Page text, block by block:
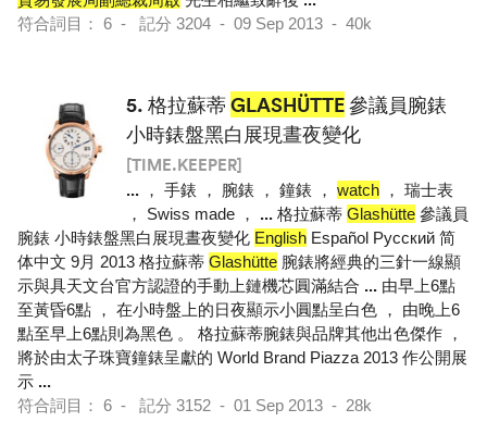
符合詞目： 6 - 記分 3204 - 09 Sep 2013 - 40k
5. 格拉蘇蒂GLASHÜTTE參議員腕錶
小時錶盤黑白展現晝夜變化
[TIME.KEEPER]
... ， 手錶 ， 腕錶 ， 鐘錶 ， watch ， 瑞士表
， Swiss made ， ... 格拉蘇蒂 Glashütte 參議員
腕錶 小時錶盤黑白展現晝夜變化 English Español Pусский 简
体中文 9月 2013 格拉蘇蒂 Glashütte 腕錶將經典的三針一線顯
示與具天文台官方認證的手動上鏈機芯圓滿結合 ... 由早上6點
至黃昏6點 ， 在小時盤上的日夜顯示小圓點呈白色 ， 由晚上6
點至早上6點則為黑色 。 格拉蘇蒂腕錶與品牌其他出色傑作 ，
將於由太子珠寶鐘錶呈獻的 World Brand Piazza 2013 作公開展
示 ...
符合詞目： 6 - 記分 3152 - 01 Sep 2013 - 28k